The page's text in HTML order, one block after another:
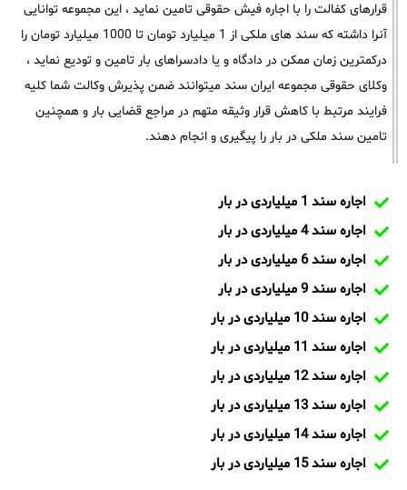
قرارهای کفالت را با اجاره فیش حقوقی تامین نماید ، این مجموعه توانایی
آنرا داشته که سند های ملکی از 1 میلیارد تومان تا 1000 میلیارد تومان را
درکمترین زمان ممکن در دادگاه و یا دادسراهای بار تامین و تودیع نماید ،
وکلای حقوقی مجموعه ایران سند میتوانند ضمن پذیرش وکالت شما کلیه
فرایند مرتبط با کاهش قرار وثیقه متهم در مراجع قضایی بار و همچنین
تامین سند ملکی در بار را پیگیری و انجام دهند.
اجاره سند 1 میلیاردی در بار
اجاره سند 4 میلیاردی در بار
اجاره سند 6 میلیاردی در بار
اجاره سند 9 میلیاردی در بار
اجاره سند 10 میلیاردی در بار
اجاره سند 11 میلیاردی در بار
اجاره سند 12 میلیاردی در بار
اجاره سند 13 میلیاردی در بار
اجاره سند 14 میلیاردی در بار
اجاره سند 15 میلیاردی در بار